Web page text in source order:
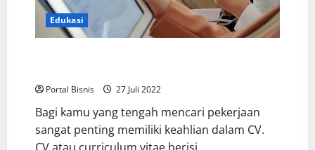
Edukasi
Portal Bisnis 27 Juli 2022
Bagi kamu yang tengah mencari pekerjaan
sangat penting memiliki keahlian dalam CV.